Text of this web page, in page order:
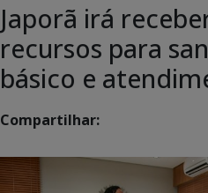
Japorã irá
recursos para
básico e
Compartilhar: